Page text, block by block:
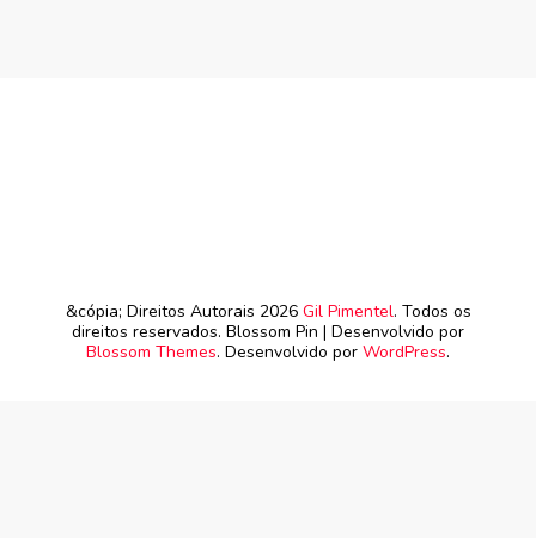
&cópia; Direitos Autorais 2026 Gil Pimentel. Todos os
direitos reservados. Blossom Pin | Desenvolvido por
Blossom Themes. Desenvolvido por WordPress.